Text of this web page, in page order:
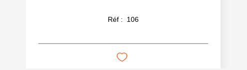
Réf : 106